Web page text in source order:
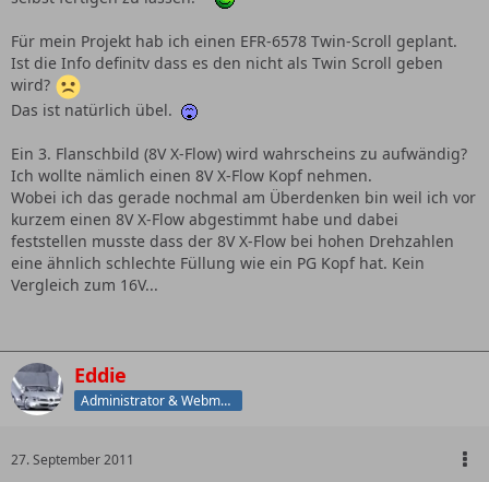
Für mein Projekt hab ich einen EFR-6578 Twin-Scroll geplant.
Ist die Info definitv dass es den nicht als Twin Scroll geben
wird?
Das ist natürlich übel.
Ein 3. Flanschbild (8V X-Flow) wird wahrscheins zu aufwändig?
Ich wollte nämlich einen 8V X-Flow Kopf nehmen.
Wobei ich das gerade nochmal am Überdenken bin weil ich vor
kurzem einen 8V X-Flow abgestimmt habe und dabei
feststellen musste dass der 8V X-Flow bei hohen Drehzahlen
eine ähnlich schlechte Füllung wie ein PG Kopf hat. Kein
Vergleich zum 16V...
Eddie
Administrator & Webmaster
27. September 2011